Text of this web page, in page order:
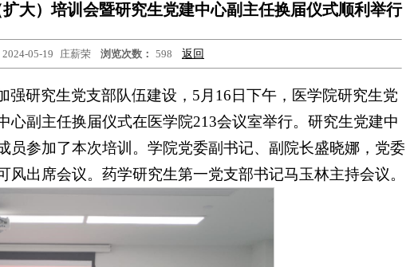
大）培训会暨研究生党建中心副主任换届仪式顺利举行
2024-05-19 庄薪荣 浏览次数： 598 返回
强研究生党支部队伍建设，5月16日下午，医学院研究生党
心副主任换届仪式在医学院213会议室举行。研究生党建中
员参加了本次培训。学院党委副书记、副院长盛晓娜，党委
出席会议。药学研究生第一党支部书记马玉林主持会议。